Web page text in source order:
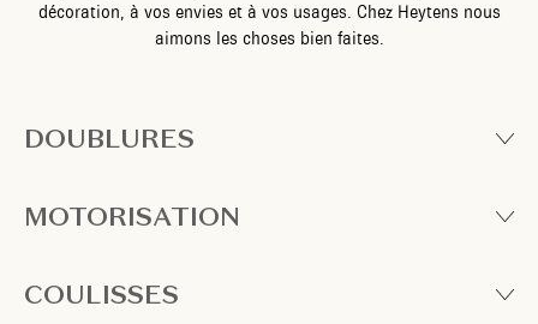
décoration, à vos envies et à vos usages. Chez Heytens nous
aimons les choses bien faites.
DOUBLURES
MOTORISATION
COULISSES